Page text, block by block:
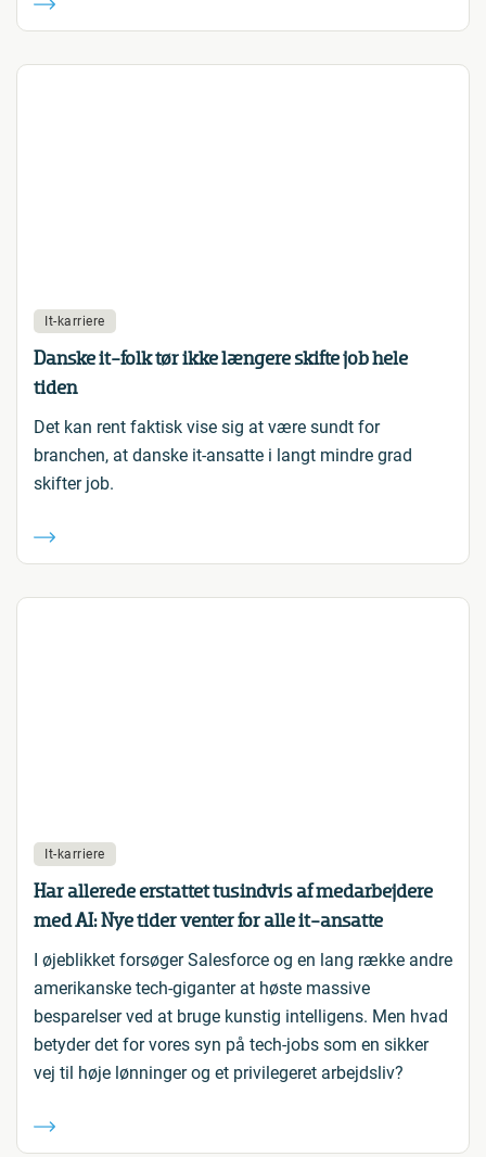
It-karriere
Danske it-folk tør ikke længere skifte job hele
tiden
Det kan rent faktisk vise sig at være sundt for
branchen, at danske it-ansatte i langt mindre grad
skifter job.
It-karriere
Har allerede erstattet tusindvis af medarbejdere
med AI: Nye tider venter for alle it-ansatte
I øjeblikket forsøger Salesforce og en lang række andre
amerikanske tech-giganter at høste massive
besparelser ved at bruge kunstig intelligens. Men hvad
betyder det for vores syn på tech-jobs som en sikker
vej til høje lønninger og et privilegeret arbejdsliv?